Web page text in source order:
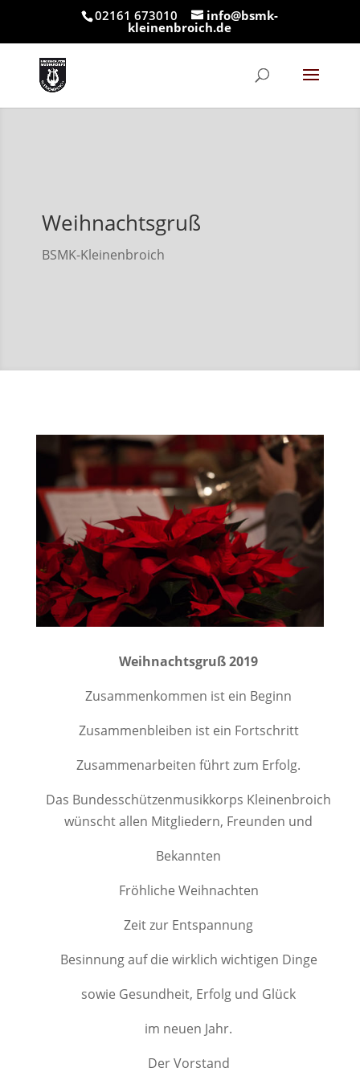
02161 673010 info@bsmk-
kleinenbroich.de
Weihnachtsgruß
BSMK-Kleinenbroich
Weihnachtsgruß 2019
Zusammenkommen ist ein Beginn
Zusammenbleiben ist ein Fortschritt
Zusammenarbeiten führt zum Erfolg.
Das Bundesschützenmusikkorps Kleinenbroich
wünscht allen Mitgliedern, Freunden und
Bekannten
Fröhliche Weihnachten
Zeit zur Entspannung
Besinnung auf die wirklich wichtigen Dinge
sowie Gesundheit, Erfolg und Glück
im neuen Jahr.
Der Vorstand